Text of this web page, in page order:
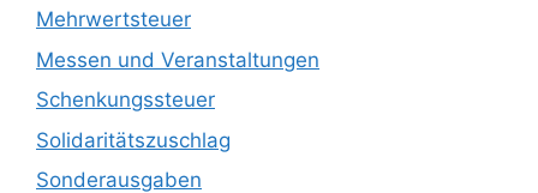
Mehrwertsteuer
Messen und Veranstaltungen
Schenkungssteuer
Solidaritätszuschlag
Sonderausgaben